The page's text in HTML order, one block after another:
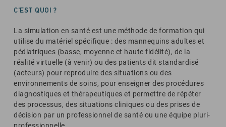
C'EST QUOI ?
La simulation en santé est une méthode de formation qui
utilise du matériel spécifique : des mannequins adultes et
pédiatriques (basse, moyenne et haute fidélité), de la
réalité virtuelle (à venir) ou des patients dit standardisé
(acteurs) pour reproduire des situations ou des
environnements de soins, pour enseigner des procédures
diagnostiques et thérapeutiques et permettre de répéter
des processus, des situations cliniques ou des prises de
décision par un professionnel de santé ou une équipe pluri-
professionnelle.